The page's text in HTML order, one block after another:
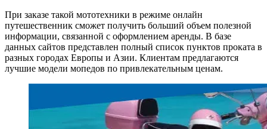
При заказе такой мототехники в режиме онлайн
путешественник сможет получить больший объем полезной
информации, связанной с оформлением аренды. В базе
данных сайтов представлен полный список пунктов проката в
разных городах Европы и Азии. Клиентам предлагаются
лучшие модели мопедов по привлекательным ценам.